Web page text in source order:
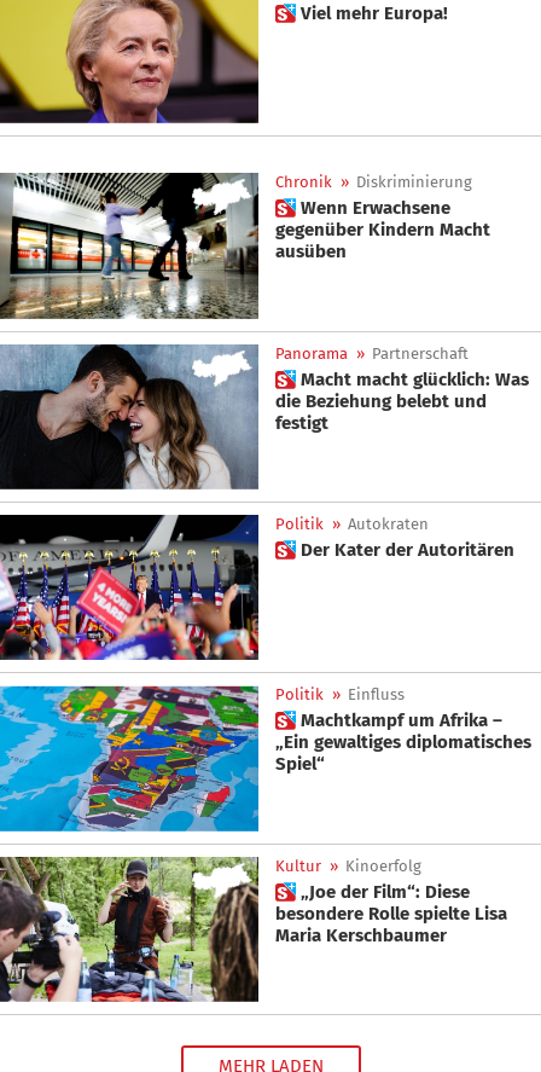
 Viel mehr Europa!
Chronik » Diskriminierung
 Wenn Erwachsene
gegenüber Kindern Macht
ausüben
Panorama » Partnerschaft
 Macht macht glücklich: Was
die Beziehung belebt und
festigt
Politik » Autokraten
 Der Kater der Autoritären
Politik » Einfluss
 Machtkampf um Afrika –
„Ein gewaltiges diplomatisches
Spiel“
Kultur » Kinoerfolg
 „Joe der Film“: Diese
besondere Rolle spielte Lisa
Maria Kerschbaumer
MEHR LADEN